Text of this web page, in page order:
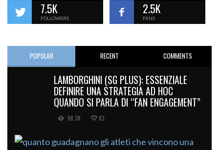
7.5K
FOLLOWERS
2.5K
FANS
POPULAR RECENT COMMENTS
LAMBORGHINI (SG PLUS): ESSENZIALE
DEFINIRE UNA STRATEGIA AD HOC
QUANDO SI PARLA DI “FAN ENGAGEMENT”
98.3K 83